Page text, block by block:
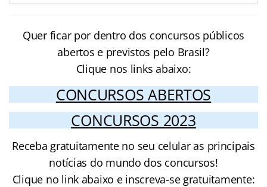
Quer ficar por dentro dos concursos públicos
abertos e previstos pelo Brasil?
Clique nos links abaixo:
CONCURSOS ABERTOS
CONCURSOS 2023
Receba gratuitamente no seu celular as principais
notícias do mundo dos concursos!
Clique no link abaixo e inscreva-se gratuitamente: